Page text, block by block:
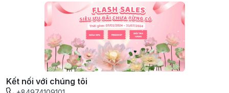
Kết nối với chúng tôi